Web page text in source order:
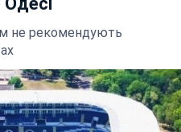
не рекомендують